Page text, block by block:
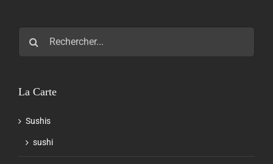
La Carte
Sushis
sushi